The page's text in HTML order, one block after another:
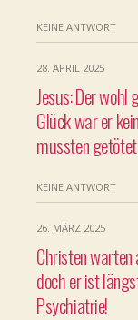
KEINE ANTWORT
28. APRIL 2025
Jesus: Der
Glück war er
mussten
KEINE ANTWORT
26. MÄRZ 2025
Christen
doch er ist
Psychiatrie!